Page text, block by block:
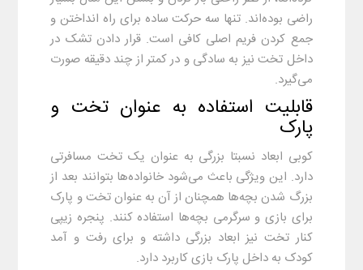
راضی بوده‌اند. تنها سه حرکت ساده برای راه انداختن و
جمع کردن فریم اصلی کافی است. قرار دادن تشک در
داخل تخت نیز به سادگی و در کمتر از چند دقیقه صورت
می‌گیرد.
قابلیت استفاده به عنوان تخت و
پارک
کوبی ابعاد نسبتا بزرگی به عنوان یک تخت مسافرتی
دارد. این ویژگی باعث می‌شود خانواده‌ها بتوانند بعد از
بزرگ شدن بچه‌ها همچنان از آن به عنوان تخت و پارک
برای بازی و سرگرمی بچه‌ها استفاده کنند. پنجره زیپی
کنار تخت نیز ابعاد بزرگی داشته و برای رفت و آمد
کودک به داخل پارک بازی کاربرد دارد.